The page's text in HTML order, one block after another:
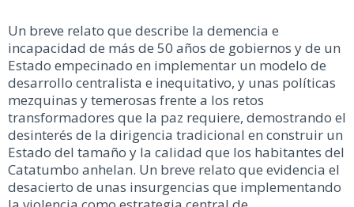
Un breve relato que describe la demencia e
incapacidad de más de 50 años de gobiernos y de un
Estado empecinado en implementar un modelo de
desarrollo centralista e inequitativo, y unas políticas
mezquinas y temerosas frente a los retos
transformadores que la paz requiere, demostrando el
desinterés de la dirigencia tradicional en construir un
Estado del tamaño y la calidad que los habitantes del
Catatumbo anhelan. Un breve relato que evidencia el
desacierto de unas insurgencias que implementando